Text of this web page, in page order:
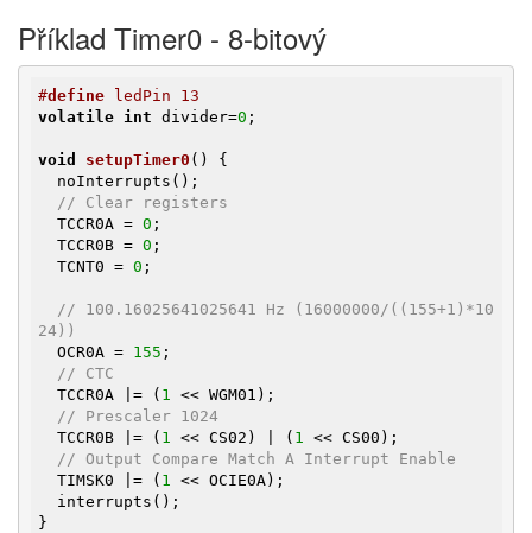
Příklad Timer0 - 8-bitový
#define ledPin 13
volatile int divider=0 ;
void setupTimer0 ()
{
// Clear registers
  TCCR0A =
0 ;
  TCCR0B =
0 ;
  TCNT0 =
0 ;
// 100.16025641025641 Hz (16000000/((155+1)*10
24))
  OCR0A =
155 ;
// CTC
  TCCR0A |= (
1
<< WGM01);
// Prescaler 1024
  TCCR0B |= (
1 << CS02) | ( 1
<< CS00);
// Output Compare Match A Interrupt Enable
  TIMSK0 |= (
1
<< OCIE0A);
}